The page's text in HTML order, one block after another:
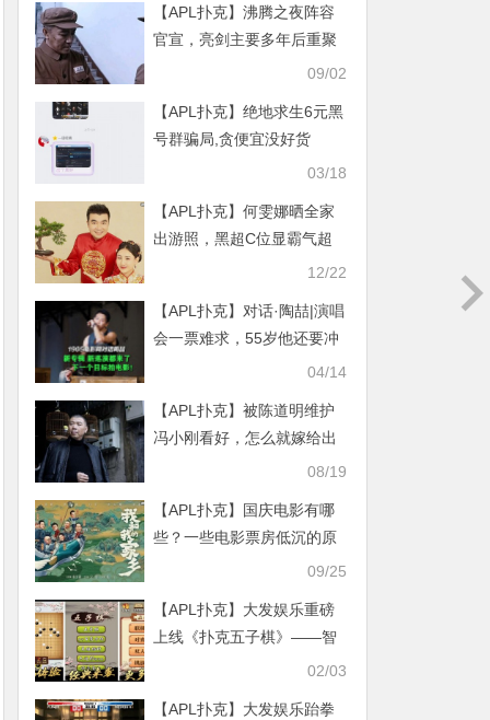
【APL扑克】沸腾之夜阵容
官宣，亮剑主要多年后重聚
09/02
【APL扑克】绝地求生6元黑
号群骗局,贪便宜没好货
03/18
【APL扑克】何雯娜晒全家
出游照，黑超C位显霸气超
12/22
【APL扑克】对话·陶喆|演唱
会一票难求，55岁他还要冲
04/14
【APL扑克】被陈道明维护
冯小刚看好，怎么就嫁给出
08/19
【APL扑克】国庆电影有哪
些？一些电影票房低沉的原
09/25
【APL扑克】大发娱乐重磅
上线《扑克五子棋》——智
与勇的终极对决，策略玩家
02/03
【APL扑克】大发娱乐跆拳